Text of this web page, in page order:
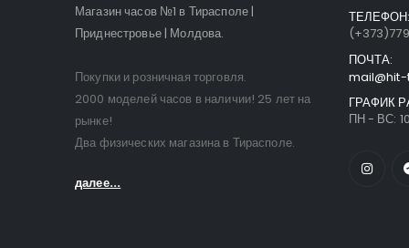
Магазин часов №1 в Тирасполе |
Приднестровье | Молдова.
Покупки и розничная торговля.
2000 моделей часов в наличии! 25 лет на
рынке!
Два физических магазина в Тирасполе.
далее...
ТЕЛЕФОН:
ПОЧТА:
ГРАФИК
ПН - ВС: